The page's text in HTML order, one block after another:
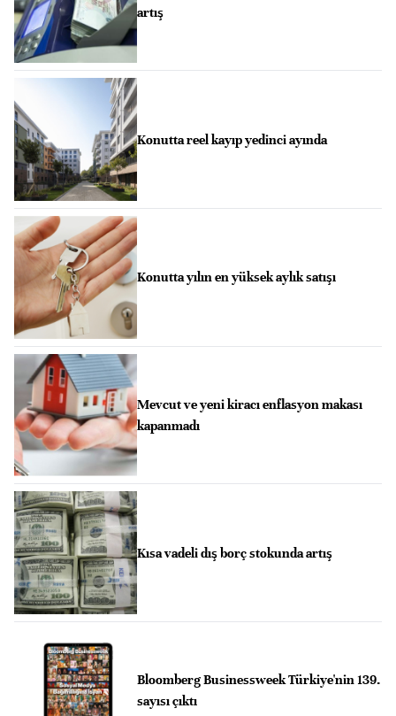
artış
Konutta reel kayıp yedinci ayında
Konutta yılın en yüksek aylık satışı
Mevcut ve yeni kiracı enflasyon makası
kapanmadı
Kısa vadeli dış borç stokunda artış
Bloomberg Businessweek Türkiye'nin 139.
sayısı çıktı